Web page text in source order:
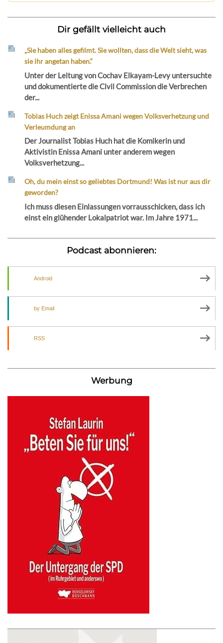
Dir gefällt vielleicht auch
„Sie haben alles gefilmt. Sie wollten, dass die Welt sieht, was
sie ihr angetan haben.“
Unter der Leitung von Cochav Elkayam-Levy untersuchte
und dokumentierte die Civil Commission die Verbrechen
der...
Tobias Huch zeigt Enissa Amani wegen Volksverhetzung und
Verleumdung an
Der Journalist Tobias Huch hat die Komikerin und
Aktivistin Enissa Amani unter anderem wegen
Volksverhetzung...
Oh, du mein einst so geliebtes Dortmund! Was ist nur aus dir
geworden?
Ich muss diesen Einlassungen vorrausschicken, dass ich
einst ein glühender Lokalpatriot war. Im Jahre 1971...
Podcast abonnieren:
Android
by Email
RSS
Werbung